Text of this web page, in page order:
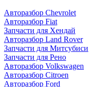
Авторазбор Chevrolet
Авторазбор Fiat
Запчасти для Хендай
Авторазбор Land Rover
Запчасти для Митсубиси
Запчасти для Рено
Авторазбор Volkswagen
Авторазбор Citroen
Авторазбор Ford